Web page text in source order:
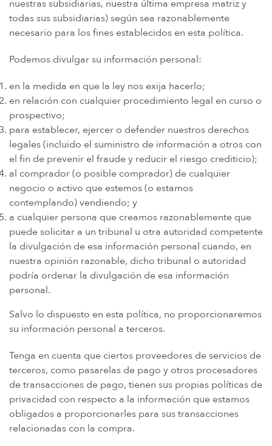
nuestras subsidiarias, nuestra última empresa matriz y
todas sus subsidiarias) según sea razonablemente
necesario para los fines establecidos en esta política.
Podemos divulgar su información personal:
en la medida en que la ley nos exija hacerlo;
en relación con cualquier procedimiento legal en curso o
prospectivo;
para establecer, ejercer o defender nuestros derechos
legales (incluido el suministro de información a otros con
el fin de prevenir el fraude y reducir el riesgo crediticio);
al comprador (o posible comprador) de cualquier
negocio o activo que estemos (o estamos
contemplando) vendiendo; y
a cualquier persona que creamos razonablemente que
puede solicitar a un tribunal u otra autoridad competente
la divulgación de esa información personal cuando, en
nuestra opinión razonable, dicho tribunal o autoridad
podría ordenar la divulgación de esa información
personal.
Salvo lo dispuesto en esta política, no proporcionaremos
su información personal a terceros.
Tenga en cuenta que ciertos proveedores de servicios de
terceros, como pasarelas de pago y otros procesadores
de transacciones de pago, tienen sus propias políticas de
privacidad con respecto a la información que estamos
obligados a proporcionarles para sus transacciones
relacionadas con la compra.